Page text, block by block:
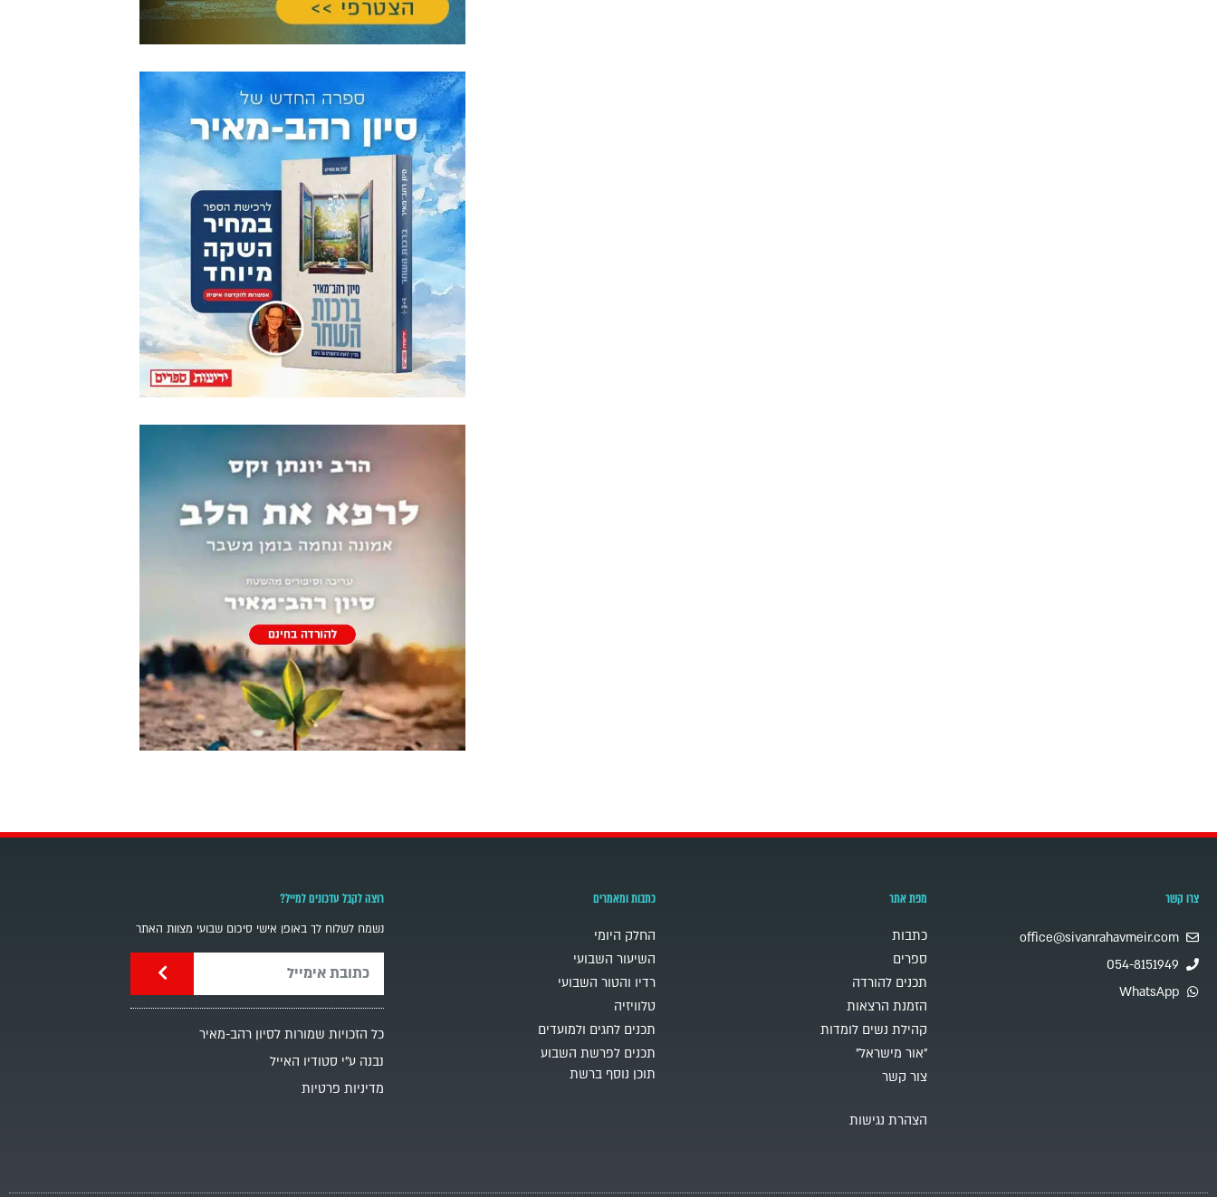
צרו קשר
office@sivanrahavmeir.com
054-8151949
WhatsApp
מפת אתר
כתבות
ספרים
תכנים להורדה
הזמנת הרצאות
קהילת נשים לומדות
"אור מישראל"
צור קשר
הצהרת נגישות
כתבות ומאמרים
החלק היומי
השיעור השבועי
רדיו והטור השבועי
טלוויזיה
תכנים לחגים ולמועדים
תכנים לפרשת השבוע
תוכן נוסף ברשת
רוצה לקבל עדכונים למייל?
נשמח לשלוח לך באופן אישי סיכום שבועי מצוות האתר
כל הזכויות שמורות לסיון רהב-מאיר
נבנה ע"י סטודיו האייל
מדיניות פרטיות